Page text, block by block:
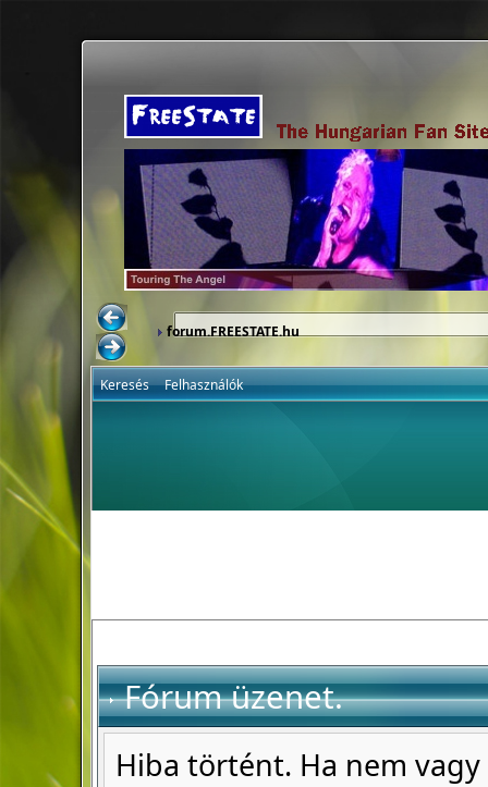
forum.FREESTATE.hu
Keresés Felhasználók
Fórum üzenet.
Hiba történt. Ha nem